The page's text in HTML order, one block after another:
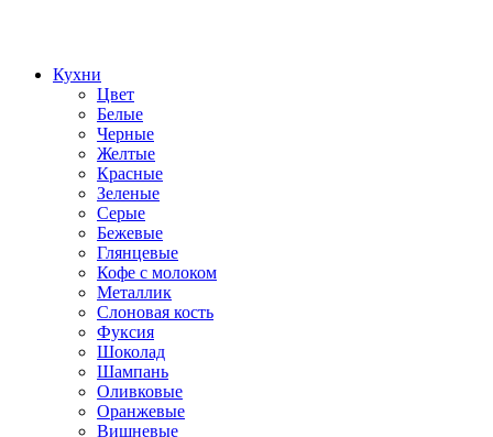
Кухни
Цвет
Белые
Черные
Желтые
Красные
Зеленые
Серые
Бежевые
Глянцевые
Кофе с молоком
Металлик
Слоновая кость
Фуксия
Шоколад
Шампань
Оливковые
Оранжевые
Вишневые